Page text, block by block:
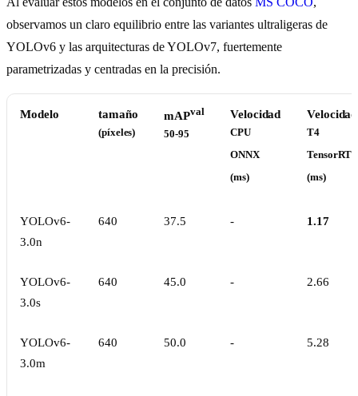
observamos un claro equilibrio entre las variantes ultraligeras de
YOLOv6 y las arquitecturas de YOLOv7, fuertemente
parametrizadas y centradas en la precisión.
Modelo tamaño
(píxeles)
mAPval
50-95
Velocidad
CPU
ONNX
(ms)
Velocidad
T4
(ms)
YOLOv6-
3.0n
640 37.5 - 1.17
YOLOv6-
3.0s
640 45.0 - 2.66
YOLOv6-
3.0m
640 50.0 - 5.28